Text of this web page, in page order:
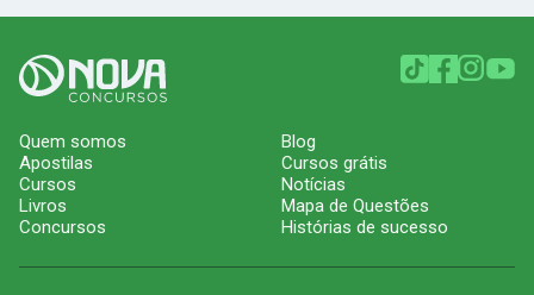
Quem somos
Apostilas
Cursos
Livros
Concursos
Blog
Cursos grátis
Notícias
Mapa de Questões
Histórias de sucesso